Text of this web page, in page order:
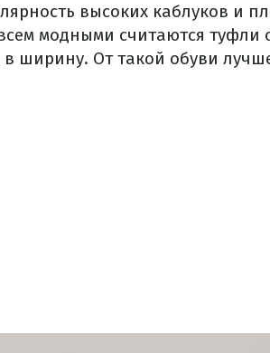
высоких каблуков и
модными считаются туфли
ширину. От такой обуви